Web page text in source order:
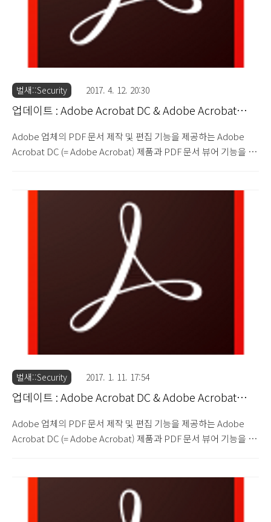
벌새::Security 2017. 4. 12. 20:30
업데이트 : Adobe Acrobat DC & Adobe Acrobat
Adobe 업체의 PDF 문서 제작 및 편집 기능을 제공하는 Adobe
Acrobat DC (= Adobe Acrobat) 제품과 PDF 문서 뷰어 기능을 제
2017.009.20044 버전이 업데이트 되었습니다. Security Updates
Available for Adobe Acrobat and Reader : APSB17-11
(2017.4.11) 이번 업데이트에서는 Integer Overflow 취약점, 리소
스 검색을 위해 사용되는 디렉토리 검색 경로 취약점, ..
벌새::Security 2017. 1. 11. 17:54
업데이트 : Adobe Acrobat DC & Adobe Acrobat
Adobe 업체의 PDF 문서 제작 및 편집 기능을 제공하는 Adobe
Acrobat DC (= Adobe Acrobat) 제품과 PDF 문서 뷰어 기능을 제
2015.023.20053 버전이 업데이트 되었습니다. Security Updates
Available for Adobe Acrobat and Reader : APSB17-01